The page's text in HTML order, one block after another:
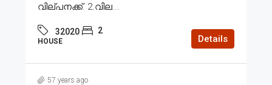
വില്പനക്ക്. 2.വില...
32020 2
HOUSE Details
57 years ago